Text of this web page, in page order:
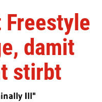
Freestyle
damit
stirbt
Ill"